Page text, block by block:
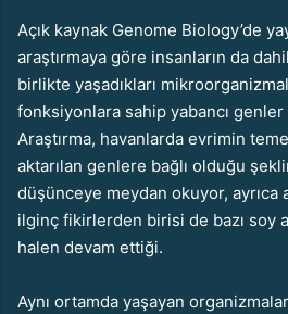
Açık kaynak Genome Biology’de
araştırmaya göre insanların da
birlikte yaşadıkları
fonksiyonlara sahip yabancı genler
Araştırma, havanlarda evrimin
aktarılan genlere bağlı olduğu
düşünceye meydan okuyor, ayrıca
ilginç fikirlerden birisi de bazı soy
halen devam ettiği.
Aynı ortamda yaşayan